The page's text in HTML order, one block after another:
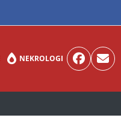
NEKROLOGI